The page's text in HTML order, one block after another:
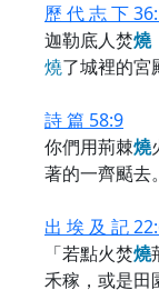
歷 代 志 下
迦勒底人焚燒
燒了城裡的宮
詩 篇 58:9
你們用荊棘燒
著的一齊颳去。
出 埃 及 記
「若點火焚燒
禾稼，或是田